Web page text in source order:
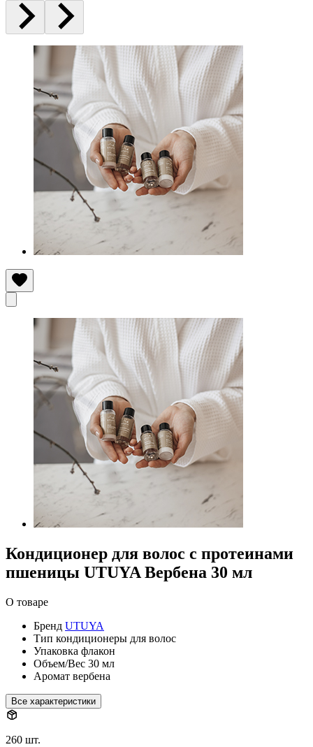
Кондиционер для волос с протеинами
пшеницы UTUYA Вербена 30 мл
О товаре
Бренд UTUYA
Тип кондиционеры для волос
Упаковка флакон
Объем/Вес 30 мл
Аромат вербена
Все характеристики
260 шт.